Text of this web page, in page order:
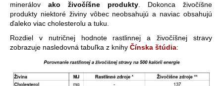
minerálov ako živočíšne produkty. Dokonca živočíšne
produkty niektoré živiny vôbec neobsahujú a naviac obsahujú
ďaleko viac cholesterolu a tuku.
Rozdiel v nutričnej hodnote rastlinnej a živočíšnej stravy
zobrazuje nasledovná tabuľka z knihy Čínska štúdia: